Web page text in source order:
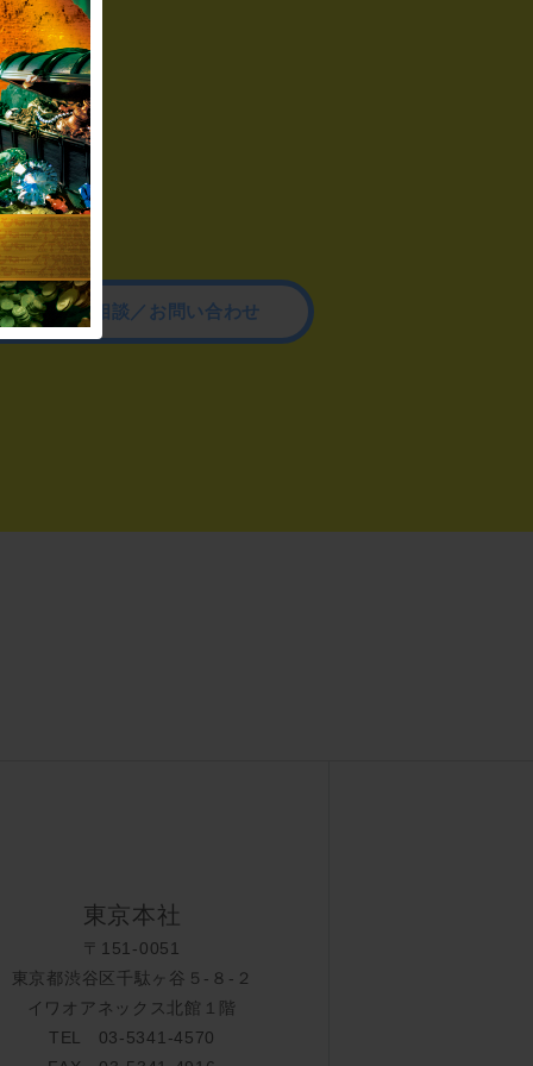
その他のご相談／お問い合わせ
東京本社
〒151-0051
東京都渋谷区千駄ヶ谷５-８-２
イワオアネックス北館１階
TEL 03-5341-4570